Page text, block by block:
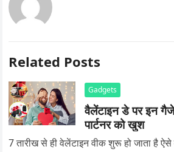
Related Posts
Gadgets
वैलेंटाइन डे पर इन
पार्टनर को खुश
7 तारीख से ही वेलेंटाइन वीक शुरू हो जाता है